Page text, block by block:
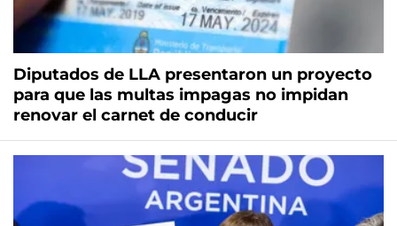
Diputados de LLA presentaron un proyecto
para que las multas impagas no impidan
renovar el carnet de conducir